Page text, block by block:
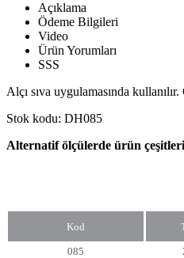
Açıklama
Ödeme Bilgileri
Video
Ürün Yorumları
SSS
Alçı sıva uygulamasında
Stok kodu: DH085
Alternatif ölçülerde ürün
Kod
085